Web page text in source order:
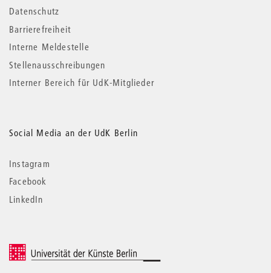
Datenschutz
Barrierefreiheit
Interne Meldestelle
Stellenausschreibungen
Interner Bereich für UdK-Mitglieder
Social Media an der UdK Berlin
Instagram
Facebook
LinkedIn
© 2026 Universität der Künste Berlin